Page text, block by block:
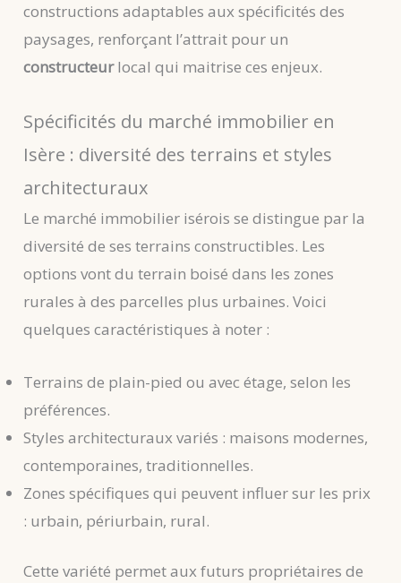
constructions adaptables aux spécificités des
paysages, renforçant l’attrait pour un
constructeurlocal qui maitrise ces enjeux.
Spécificités du marché immobilier en
Isère : diversité des terrains et styles
architecturaux
Le marché immobilier isérois se distingue par la
diversité de ses terrains constructibles. Les
options vont du terrain boisé dans les zones
rurales à des parcelles plus urbaines. Voici
quelques caractéristiques à noter :
Terrains de plain-pied ou avec étage, selon les
préférences.
Styles architecturaux variés : maisons modernes,
contemporaines, traditionnelles.
Zones spécifiques qui peuvent influer sur les prix
: urbain, périurbain, rural.
Cette variété permet aux futurs propriétaires de